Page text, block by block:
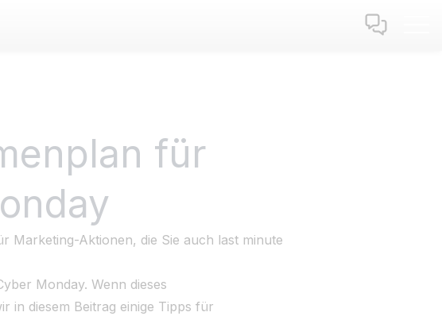
für
Marketing-Aktionen, die Sie auch last minute
Monday. Wenn dieses
in diesem Beitrag einige Tipps für